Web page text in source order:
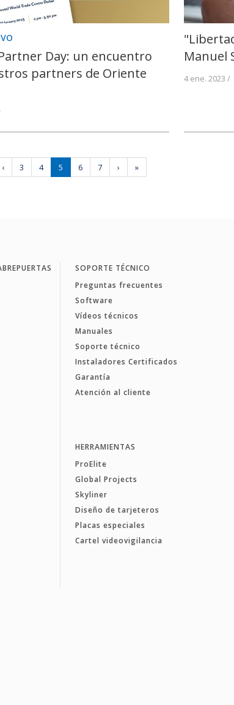
Day: un encuentro
partners de Oriente
Manuel
4 ene. 2023 /
‹ 3 4 5 6 7 › »
SOPORTE TÉCNICO
Preguntas frecuentes
Software
Vídeos técnicos
Manuales
Soporte técnico
Instaladores Certificados
Garantía
Atención al cliente
HERRAMIENTAS
ProElite
Global Projects
Skyliner
Diseño de tarjeteros
Placas especiales
Cartel videovigilancia